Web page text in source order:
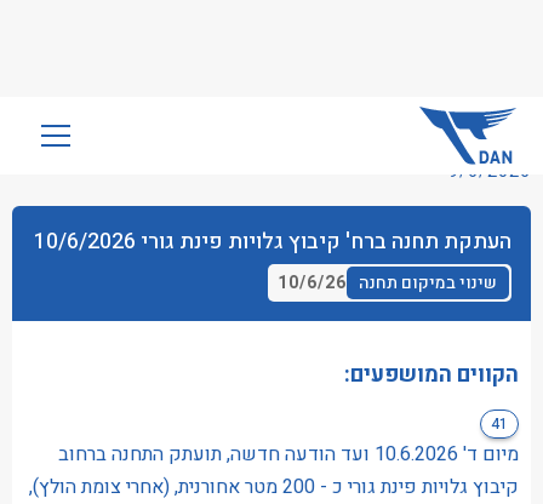
שִׂים
בְּאֲתָר
זֶה
מֻפְעֶלֶת
מַעֲרֶכֶת
נָגִישׁ
הַמְּסַיַּעַת
לִנְגִישׁוּת
הָאֲתָר.
9/6/2026
העתקת תחנה ברח' קיבוץ גלויות פינת גורי 10/6/2026
שינוי במיקום תחנה 10/6/26
הקווים המושפעים:
41
מיום ד' 10.6.2026 ועד הודעה חדשה, תועתק התחנה ברחוב
קיבוץ גלויות פינת גורי כ - 200 מטר אחורנית, (אחרי צומת הולץ),